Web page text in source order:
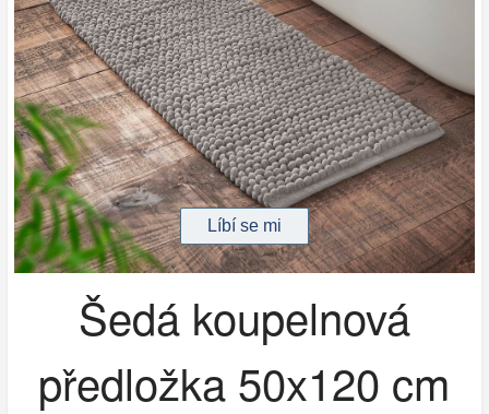
Šedá koupelnová
předložka 50x120 cm